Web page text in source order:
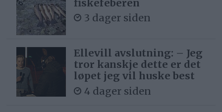
fiskefeberen
3 dager siden
Ellevill avslutning: – Jeg
tror kanskje dette er det
løpet jeg vil huske best
4 dager siden